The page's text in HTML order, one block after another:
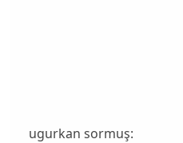
ugurkan sormuş: